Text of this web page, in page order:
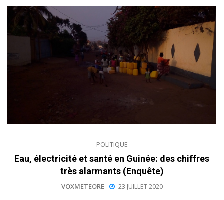
POLITIQUE
Eau, électricité et santé en Guinée: des chiffres
très alarmants (Enquête)
VOXMETEORE 23 JUILLET 2020